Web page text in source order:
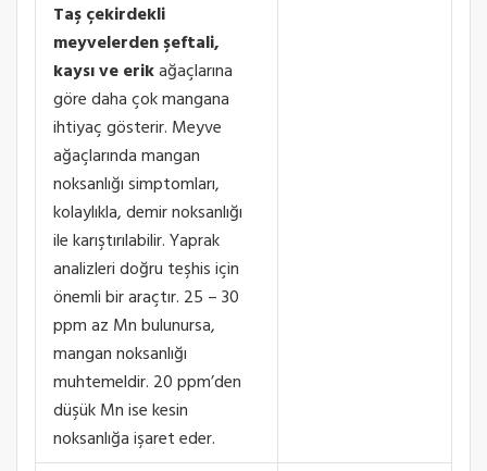
Taş çekirdekli
meyvelerden şeftali,
kaysı ve erikağaçlarına
göre daha çok mangana
ihtiyaç gösterir. Meyve
ağaçlarında mangan
noksanlığı simptomları,
kolaylıkla, demir noksanlığı
ile karıştırılabilir. Yaprak
analizleri doğru teşhis için
önemli bir araçtır. 25 – 30
ppm az Mn bulunursa,
mangan noksanlığı
muhtemeldir. 20 ppm’den
düşük Mn ise kesin
noksanlığa işaret eder.